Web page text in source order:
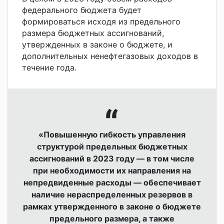
федерального бюджета будет
формироваться исходя из предельного
размера бюджетных ассигнований,
утвержденных в законе о бюджете, и
дополнительных ненефтегазовых доходов в
течение года.
«Повышенную гибкость управления
структурой предельных бюджетных
ассигнований в 2023 году — в том числе
при необходимости их направления на
непредвиденные расходы — обеспечивает
наличие нераспределенных резервов в
рамках утвержденного в законе о бюджете
предельного размера, а также